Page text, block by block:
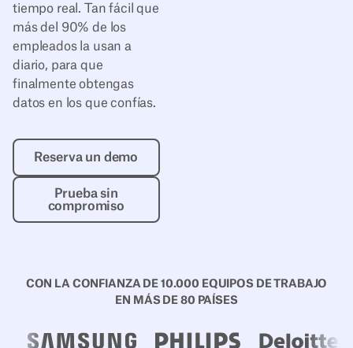
tiempo real. Tan fácil que
más del 90% de los
empleados la usan a
diario, para que
finalmente obtengas
datos en los que confías.
Reserva un demo
Reserva un demo
Prueba sin compromiso
Prueba sin
compromiso
CON LA CONFIANZA DE 10.000 EQUIPOS DE TRABAJO
EN MÁS DE 80 PAÍSES